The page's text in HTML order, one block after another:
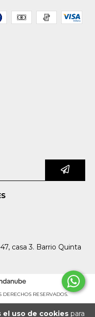
el uso de cookiespara
casa 3. Barrio Quinta
RESERVADOS.